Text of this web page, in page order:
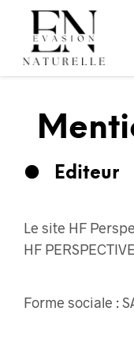
● Editeur
Le site HF
HF PERSPECTIVE
Forme sociale :